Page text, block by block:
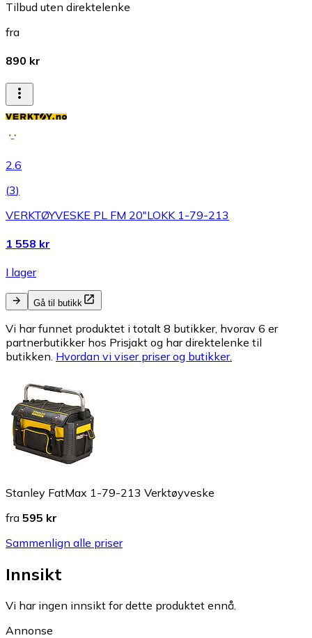
Tilbud uten direktelenke
fra
890 kr
2.6
(3)
VERKTØYVESKE PL FM 20"LOKK 1-79-213
1 558 kr
I lager
Gå til butikk
Vi har funnet produktet i totalt 8 butikker, hvorav 6 er
partnerbutikker hos Prisjakt og har direktelenke til
butikken. Hvordan vi viser priser og butikker.
Stanley FatMax 1-79-213 Verktøyveske
fra 595 kr
Sammenlign alle priser
Innsikt
Vi har ingen innsikt for dette produktet ennå.
Annonse